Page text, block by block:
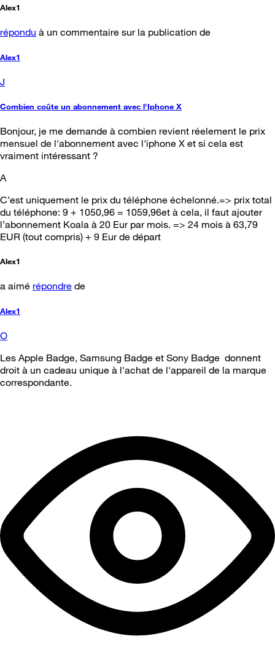
Alex1
répondu à un commentaire sur la publication de
Alex1
J
Combien coûte un abonnement avec l'Iphone X
Bonjour, je me demande à combien revient réelement le prix
mensuel de l'abonnement avec l'iphone X et si cela est
vraiment intéressant ?
A
C’est uniquement le prix du téléphone échelonné.=> prix total
du téléphone: 9 + 1050,96 = 1059,96et à cela, il faut ajouter
l’abonnement Koala à 20 Eur par mois. => 24 mois à 63,79
EUR (tout compris) + 9 Eur de départ
Alex1
a aimé répondre de
Alex1
O
Les Apple Badge, Samsung Badge et Sony Badge donnent
droit à un cadeau unique à l'achat de l'appareil de la marque
correspondante.